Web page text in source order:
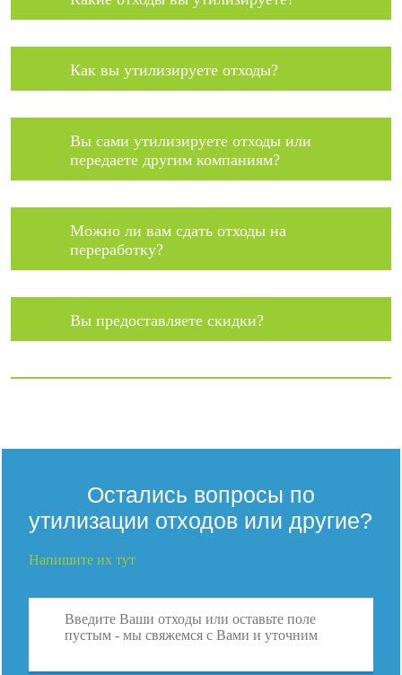
Как вы утилизируете отходы?
Вы сами утилизируете отходы или
передаете другим компаниям?
Можно ли вам сдать отходы на
переработку?
Вы предоставляете скидки?
Остались вопросы по
утилизации отходов или другие?
Напишите их тут